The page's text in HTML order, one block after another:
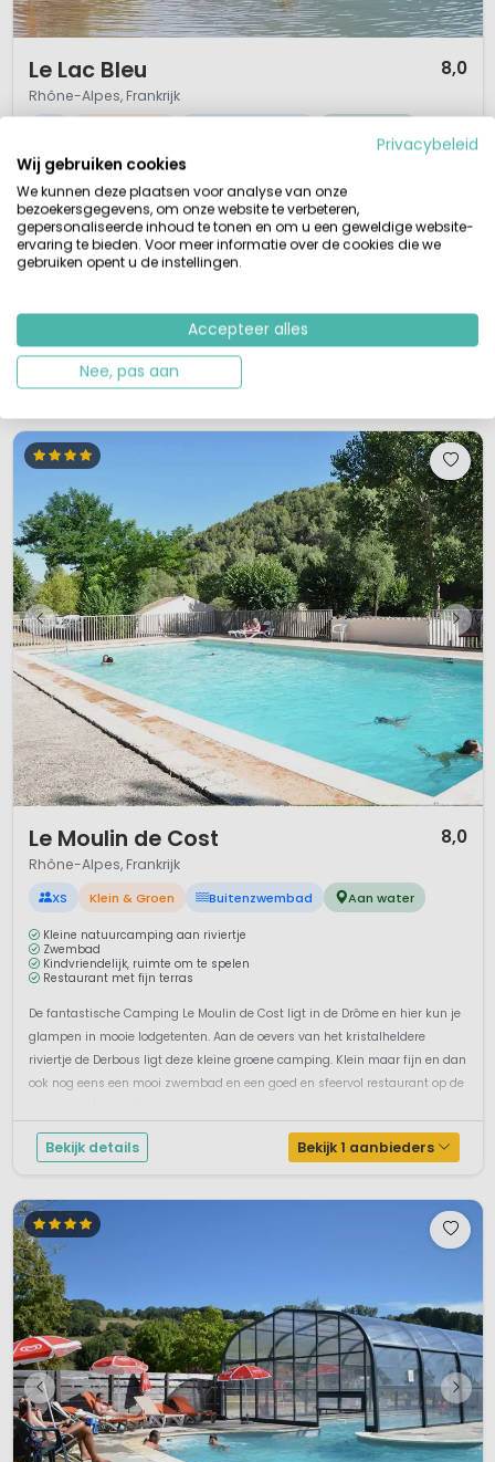
Le Lac Bleu 8,0
Rhône-Alpes, Frankrijk
Gezinscamping aan meer, berglandschap
Uitstapjes: Crest en Cirque d Archiane
Fietsen en wandelen
Le Lac Bleu ligt direct aan een zwemmeer. De ligging is perfect in een van
de mooiste streken van Frankrijk de Drôme Provençale. Het westen laat een
indrukwekkende bergmassief van de Vercors. Temidden van al dat moois
vind je ook de schitterende lavendelvelden. Deze streek ...
Bekijk details
Le Moulin de Cost 8,0
Rhône-Alpes, Frankrijk
XS Klein & Groen Buitenzwembad Aan water
Kleine natuurcamping aan riviertje
Zwembad
Kindvriendelijk, ruimte om te spelen
Restaurant met fijn terras
De fantastische Camping Le Moulin de Cost ligt in de Drôme en hier kun je
glampen in mooie lodgetenten. Aan de oevers van het kristalheldere
riviertje de Derbous ligt deze kleine groene camping. Klein maar fijn en dan
ook nog eens een mooi zwembad en een goed en sfeervol restaurant op de
Bekijk details Bekijk 1 aanbieders
Privacybeleid
Wij gebruiken cookies
We kunnen deze plaatsen voor analyse van onze
bezoekersgegevens, om onze website te verbeteren,
gepersonaliseerde inhoud te tonen en om u een geweldige website-
ervaring te bieden. Voor meer informatie over de cookies die we
gebruiken opent u de instellingen.
Accepteer alles
Nee, pas aan